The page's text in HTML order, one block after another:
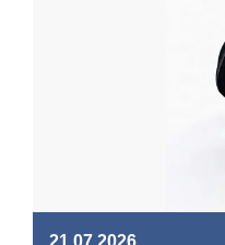
21.07.2026